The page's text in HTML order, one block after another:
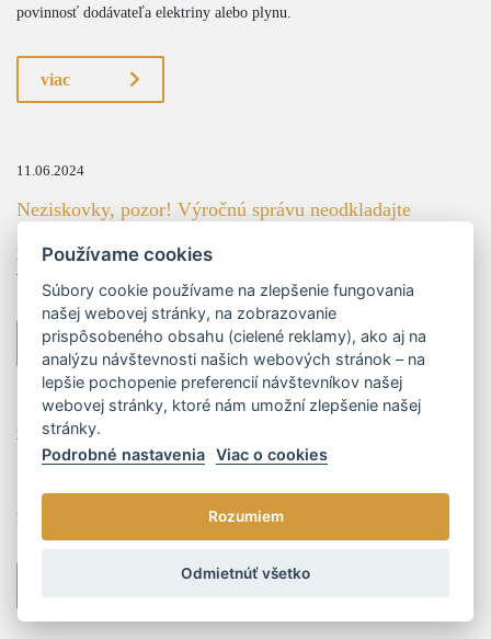
povinnosť dodávateľa elektriny alebo plynu.
viac
11.06.2024
Neziskovky, pozor! Výročnú správu neodkladajte
Neziskovým organizáciám vyplýva zo zákona povinnosť každoročne
vypracovať a uložiť výročnú správu do registra účtovných závierok.
viac
28.03.2024
Nové sumy súdnych a správnych poplatkov od 01.04.2024
Používame cookies
Súbory cookie používame na zlepšenie fungovania
našej webovej stránky, na zobrazovanie
prispôsobeného obsahu (cielené reklamy), ako aj na
analýzu návštevnosti našich webových stránok – na
lepšie pochopenie preferencií návštevníkov našej
webovej stránky, ktoré nám umožní zlepšenie našej
stránky.
Podrobné nastavenia
Viac o cookies
Rozumiem
Odmietnúť všetko